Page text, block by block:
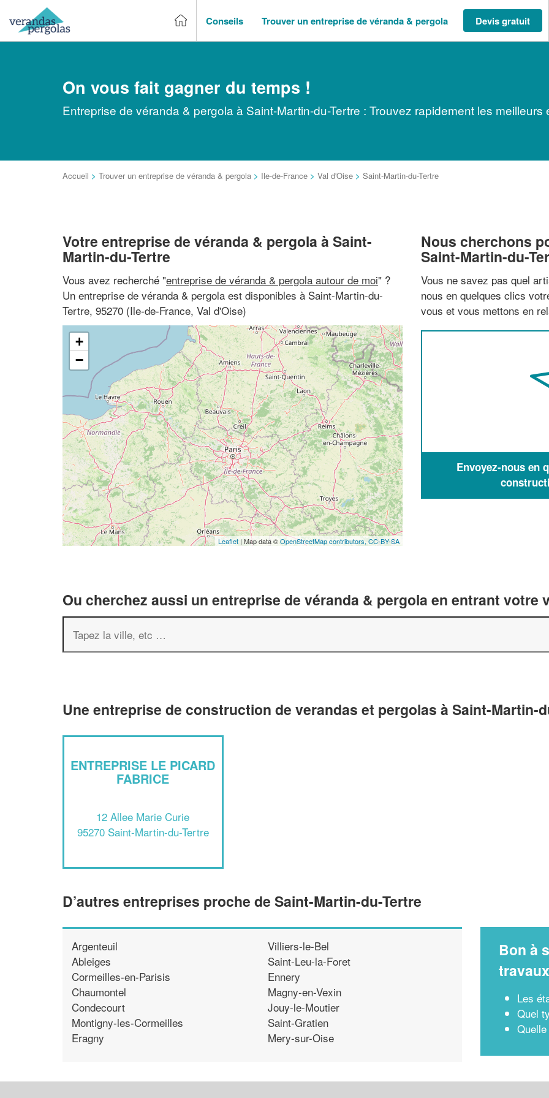
Conseils Trouver un entreprise de véranda & pergola Devis gratuit
On vous fait gagner du temps !
Entreprise de véranda & pergola à Saint-Martin-du-Tertre : Trouvez rapidement les
Accueil > Trouver un entreprise de véranda & pergola > Ile-de-France > Val d'Oise > Saint-Martin-du-Tertre
Votre entreprise de véranda & pergola à Saint-
Martin-du-Tertre
Vous avez recherché "entreprise de véranda & pergola autour de moi" ?
Un entreprise de véranda & pergola est disponibles à Saint-Martin-du-
Tertre, 95270 (Ile-de-France, Val d'Oise)
+
−
Leaflet | Map data ©OpenStreetMap contributors, CC-BY-SA
Nous cherchons
Saint-Martin-du-
Vous ne savez pas quel
nous en quelques clics
vous et vous mettons en
Envoyez-nous en
Ou cherchez aussi un entreprise de véranda & pergola en entrant
Une entreprise de construction de verandas et pergolas à Saint-Martin-
ENTREPRISE LE PICARD
FABRICE
12 Allee Marie Curie
95270 Saint-Martin-du-Tertre
D’autres entreprises proche de Saint-Martin-du-Tertre
Argenteuil
Ableiges
Cormeilles-en-Parisis
Chaumontel
Condecourt
Montigny-les-Cormeilles
Eragny
Villiers-le-Bel
Saint-Leu-la-Foret
Ennery
Magny-en-Vexin
Jouy-le-Moutier
Saint-Gratien
Mery-sur-Oise
Bon à
travaux
Les
Quel